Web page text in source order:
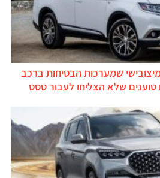
שמערכות הבטיחות ברכב
שלא הצליחו לעבור טסט